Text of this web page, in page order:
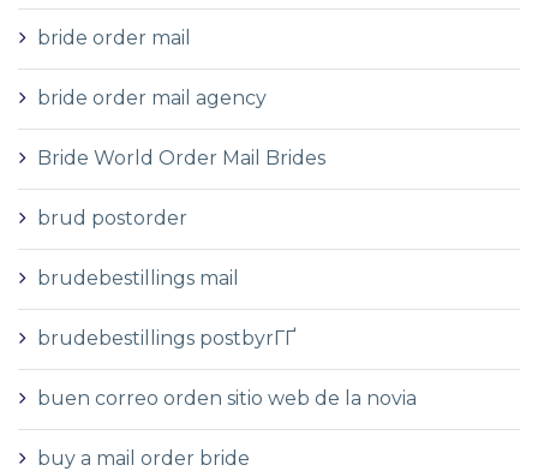
bride order mail
bride order mail agency
Bride World Order Mail Brides
brud postorder
brudebestillings mail
brudebestillings postbyrГҐ
buen correo orden sitio web de la novia
buy a mail order bride